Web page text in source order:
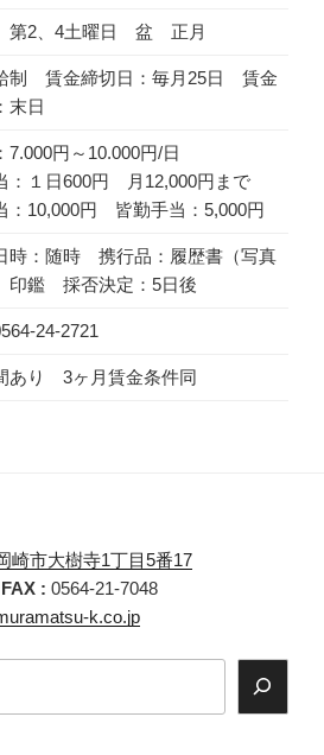
2、4土曜日 盆 正月
制 賃金締切日：毎月25日 賃金
末日
7.000円～10.000円/日
：１日600円 月12,000円まで
：10,000円 皆勤手当：5,000円
：随時 携行品：履歴書（写真
印鑑 採否決定：5日後
24-2721
あり 3ヶ月賃金条件同
崎市大樹寺1丁目5番17
: 0564-21-7048
k.co.jp